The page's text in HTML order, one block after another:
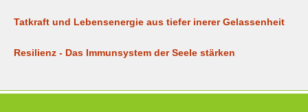
Tatkraft und Lebensenergie aus tiefer inerer Gelassenheit
Resilienz - Das Immunsystem der Seele stärken